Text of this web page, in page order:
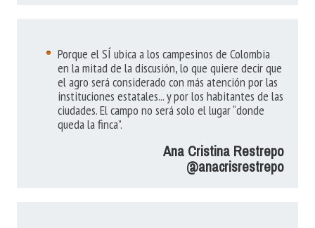
Porque el SÍ ubica a los campesinos de Colombia
en la mitad de la discusión, lo que quiere decir que
el agro será considerado con más atención por las
instituciones estatales... y por los habitantes de las
ciudades. El campo no será solo el lugar “donde
queda la finca”.
Ana Cristina Restrepo
@anacrisrestrepo